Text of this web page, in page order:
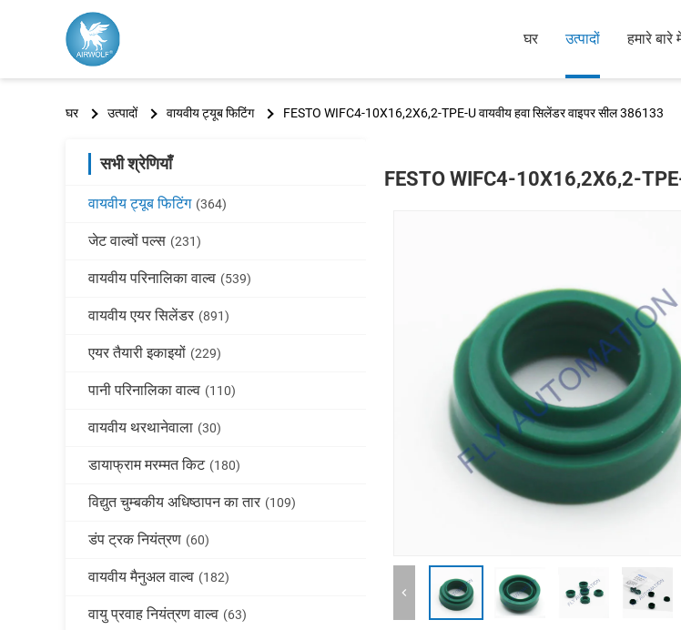
घर उत्पादों हमारे बारे
घर उत्पादों वायवीय ट्यूब फिटिंग FESTO WIFC4-10X16,2X6,2-TPE-U वायवीय हवा सिलेंडर वाइपर सील 386133
सभी श्रेणियाँ
वायवीय ट्यूब फिटिंग (364)
जेट वाल्वों पल्स (231)
वायवीय परिनालिका वाल्व (539)
वायवीय एयर सिलेंडर (891)
एयर तैयारी इकाइयों (229)
पानी परिनालिका वाल्व (110)
वायवीय थरथानेवाला (30)
डायाफ्राम मरम्मत किट (180)
विद्युत चुम्बकीय अधिष्ठापन का तार (109)
डंप ट्रक नियंत्रण (60)
वायवीय मैनुअल वाल्व (182)
वायु प्रवाह नियंत्रण वाल्व (63)
FESTO WIFC4-10X16,2X6,2-TPE-